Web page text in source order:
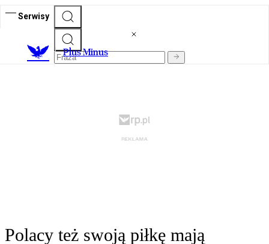
Serwisy
Plus Minus
Polacy też swoją piłkę mają